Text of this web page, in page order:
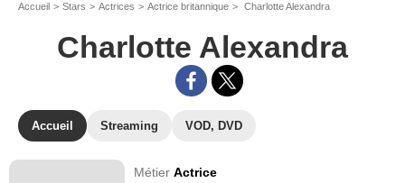
Accueil Stars Actrices Actrice britannique Charlotte Alexandra
Charlotte Alexandra
Accueil Streaming VOD, DVD
MétierActrice